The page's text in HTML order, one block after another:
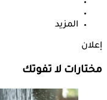
المزيد
إعلان
مختارات لا تفوتك